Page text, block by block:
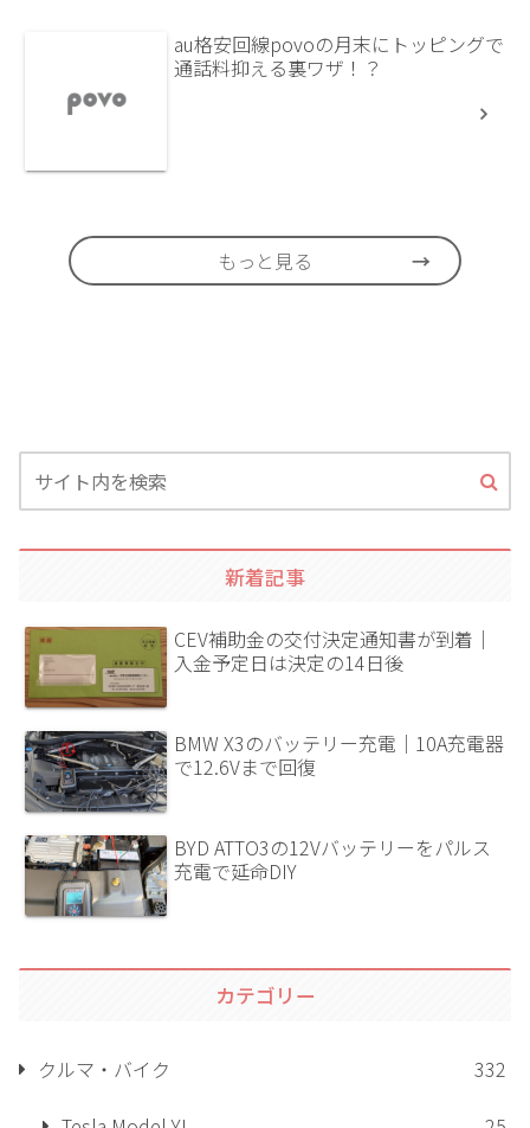
au格安回線povoの月末にトッピングで
通話料抑える裏ワザ！？
もっと見る
新着記事
CEV補助金の交付決定通知書が到着｜
入金予定日は決定の14日後
BMW X3のバッテリー充電｜10A充電器
で12.6Vまで回復
BYD ATTO3の12Vバッテリーをパルス
充電で延命DIY
カテゴリー
クルマ・バイク
332